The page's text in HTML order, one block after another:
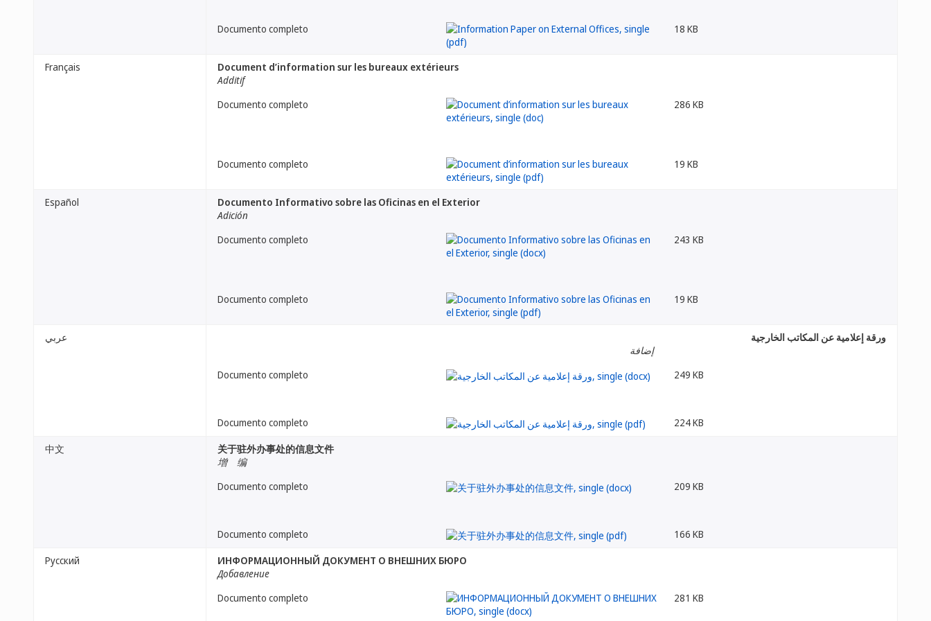
Documento completo 18 KB
Français
Document d’information sur les bureaux extérieurs
Additif
Documento completo
286 KB
Documento completo 19 KB
Español
Documento Informativo sobre las Oficinas en el Exterior
Adición
Documento completo
243 KB
Documento completo 19 KB
عربي
ورقة إعلامية عن المكاتب الخارجية
إضافة
Documento completo
249 KB
Documento completo 224 KB
中文
关于驻外办事处的信息文件
增 编
Documento completo
209 KB
Documento completo 166 KB
Русский
ИНФОРМАЦИОННЫЙ ДОКУМЕНТ О ВНЕШНИХ БЮРО
Добавление
Documento completo
281 KB